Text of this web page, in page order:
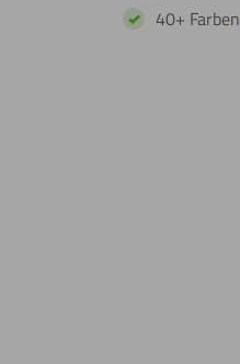
40+ Farben